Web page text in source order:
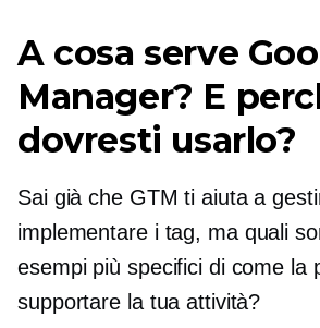
A cosa serve
Manager? E
dovresti usarlo?
Sai già che GTM ti aiuta a
implementare i tag, ma quali
esempi più specifici di come la
supportare la tua attività?